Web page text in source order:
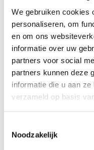
We gebruiken cookies
personaliseren, om
en om ons
informatie over uw
partners voor social
partners kunnen deze
informatie die u aan
verzameld op basis
Noodzakelijk